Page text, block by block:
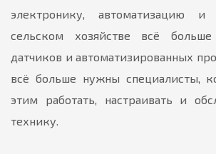
электронику, автоматизацию
сельском хозяйстве всё
датчиков и автоматизированных
всё больше нужны специалисты,
этим работать, настраивать и
технику.